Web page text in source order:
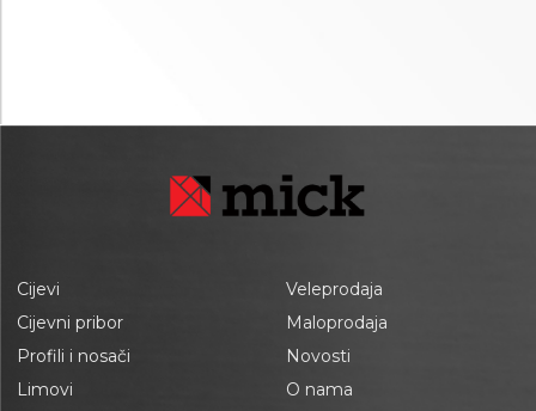
Cijevi
Cijevni pribor
Profili i nosači
Limovi
Veleprodaja
Maloprodaja
Novosti
O nama